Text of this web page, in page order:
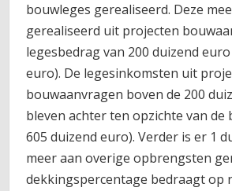
bouwleges gerealiseerd. Deze
gerealiseerd uit projecten
legesbedrag van 200 duizend
euro). De legesinkomsten uit
bouwaanvragen boven de 200
bleven achter ten opzichte van de
605 duizend euro). Verder is er 1
meer aan overige opbrengsten
dekkingspercentage bedraagt op